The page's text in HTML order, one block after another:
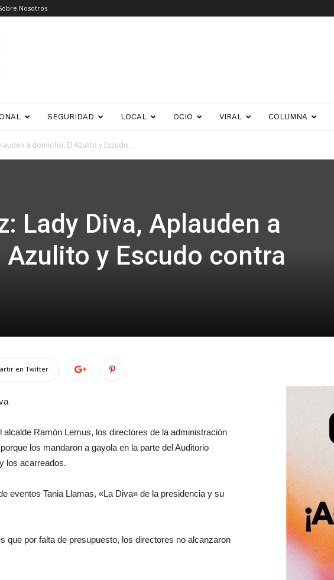
Nosotros
SEGURIDAD LOCAL OCIO VIRAL COLUMNA
a domicilio, El Azulito y Escudo...
Lady Diva, Aplauden a
y Escudo contra
en Twitter
Ramón Lemus, los directores de la administración
los mandaron a gayola en la parte del Auditorio
los acarreados.
eventos Tania Llamas, «La Diva» de la presidencia y su
que por falta de presupuesto, los directores no alcanzaron